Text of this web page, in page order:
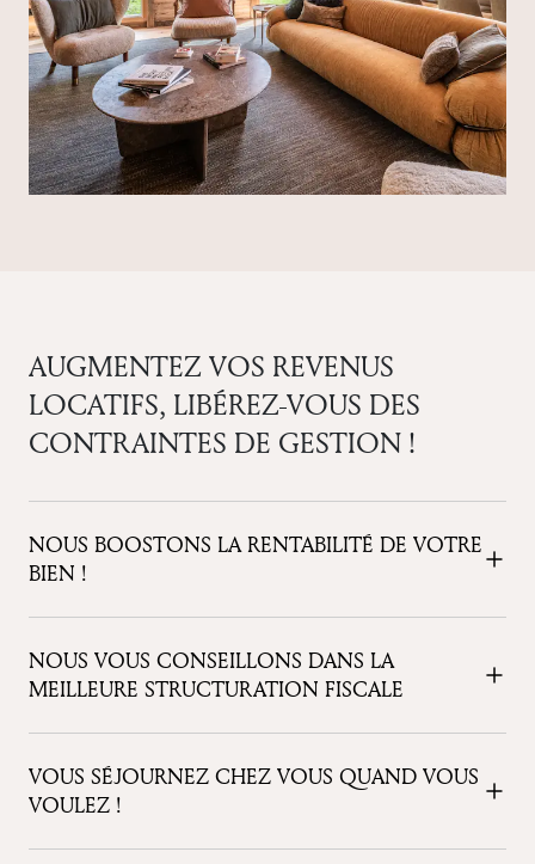
AUGMENTEZ VOS REVENUS
LOCATIFS, LIBÉREZ-VOUS DES
CONTRAINTES DE GESTION !
NOUS BOOSTONS LA RENTABILITÉ DE VOTRE
BIEN !
NOUS VOUS CONSEILLONS DANS LA
MEILLEURE STRUCTURATION FISCALE
VOUS SÉJOURNEZ CHEZ VOUS QUAND VOUS
VOULEZ !